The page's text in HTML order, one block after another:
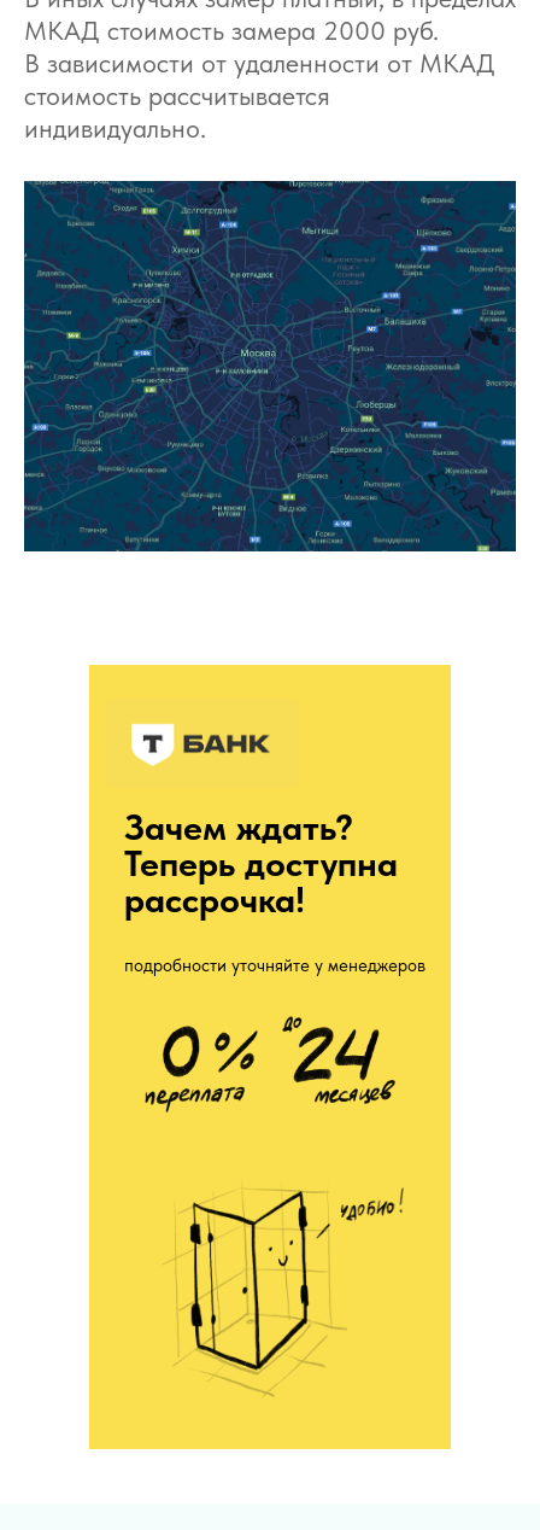
МКАД стоимость замера 2000 руб.
В зависимости от удаленности от МКАД
стоимость рассчитывается
индивидуально.
Зачем ждать?
Теперь доступна
рассрочка!
подробности уточняйте у менеджеров